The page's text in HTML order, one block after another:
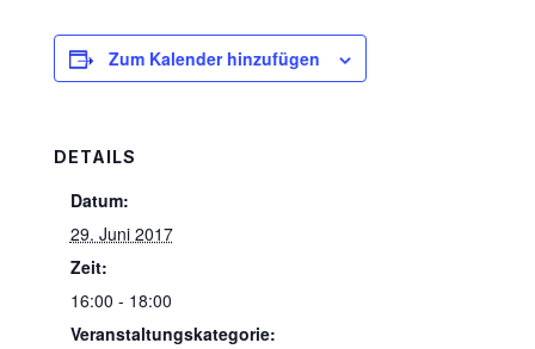
Zum Kalender hinzufügen
DETAILS
Datum:
29. Juni 2017
Zeit:
16:00 - 18:00
Veranstaltungskategorie: